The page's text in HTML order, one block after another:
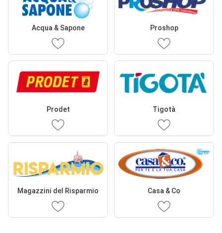
Acqua & Sapone Proshop
Prodet Tigotà
Magazzini del Risparmio Casa & Co